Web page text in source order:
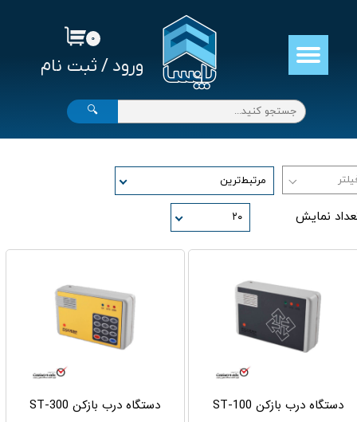
ورود / ثبت نام
حساب کاربری من
تغییر گذر واژه
سفارشات
خروج از حساب کاربری
۰
🔍
مرتبط‌ترین
نمایش ۲۰
دستگاه درب بازکن ST-100 دستگاه درب بازکن ST-300